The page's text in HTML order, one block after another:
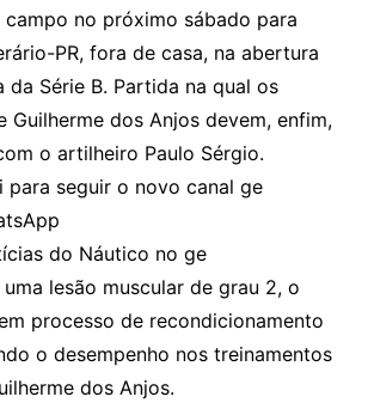
no próximo sábado para
PR, fora de casa, na abertura
da Série B. Partida na qual os
Guilherme dos Anjos devem, enfim,
o artilheiro Paulo Sérgio.
para seguir o novo canal ge
do Náutico no ge
lesão muscular de grau 2, o
processo de recondicionamento
o desempenho nos treinamentos
dos Anjos.